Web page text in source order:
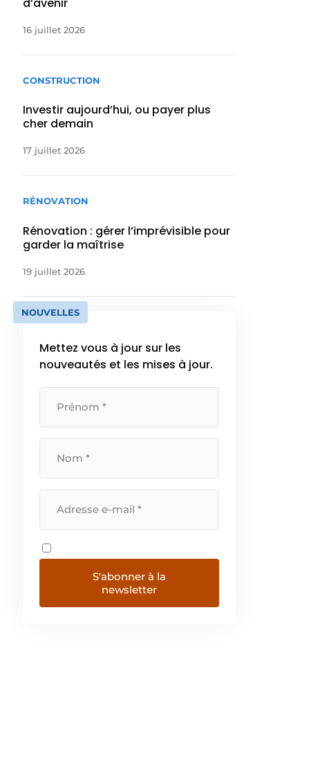
16 juillet 2026
CONSTRUCTION
Investir aujourd’hui, ou payer plus
cher demain
17 juillet 2026
RÉNOVATION
Rénovation : gérer l’imprévisible pour
garder la maîtrise
19 juillet 2026
NOUVELLES
Mettez vous à jour sur les
nouveautés et les mises à jour.
S'abonner à la
newsletter